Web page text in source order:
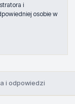
i
osobie w
i odpowiedzi